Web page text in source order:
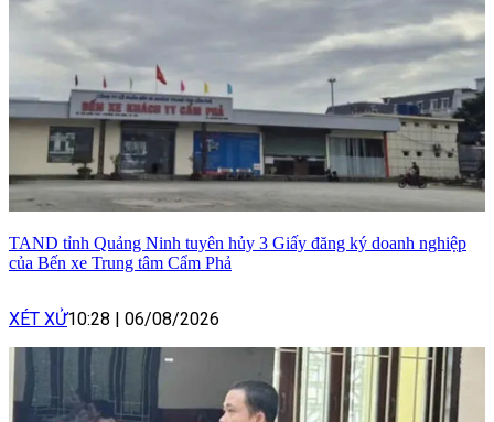
TAND tỉnh Quảng Ninh tuyên hủy 3 Giấy đăng ký doanh nghiệp
của Bến xe Trung tâm Cẩm Phả
XÉT XỬ10:28 06/08/2026